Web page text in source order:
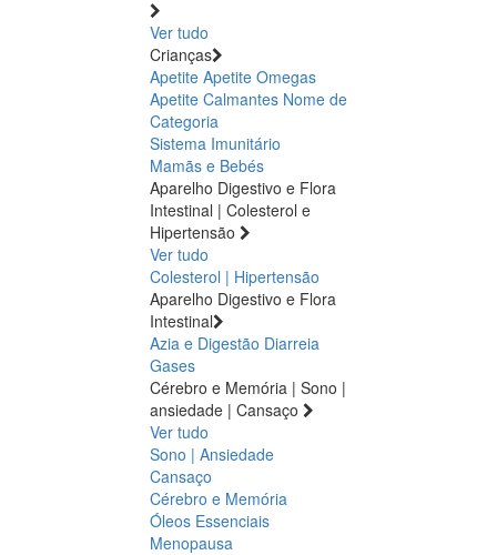
Ver tudo
Crianças
Apetite Apetite Omegas
Apetite Calmantes Nome de
Categoria
Sistema Imunitário
Mamãs e Bebés
Aparelho Digestivo e Flora
Intestinal | Colesterol e
Hipertensão
Ver tudo
Colesterol | Hipertensão
Aparelho Digestivo e Flora
Intestinal
Azia e Digestão Diarreia
Gases
Cérebro e Memória | Sono |
ansiedade | Cansaço
Ver tudo
Sono | Ansiedade
Cansaço
Cérebro e Memória
Óleos Essenciais
Menopausa